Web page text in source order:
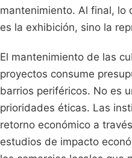
mantenimiento. Al final, lo
es la exhibición, sino la
El mantenimiento de las
proyectos consume
barrios periféricos. No es
prioridades éticas. Las
retorno económico a
estudios de impacto